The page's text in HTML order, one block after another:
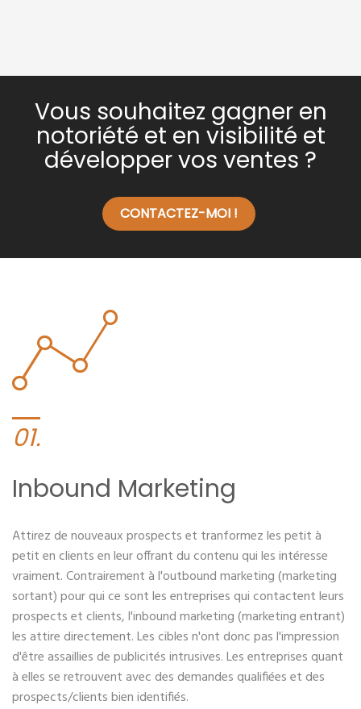
Vous souhaitez gagner en
notoriété et en visibilité et
développer vos ventes ?
CONTACTEZ-MOI !
01.
Inbound Marketing
Attirez de nouveaux prospects et tranformez les petit à
petit en clients en leur offrant du contenu qui les intéresse
vraiment. Contrairement à l'outbound marketing (marketing
sortant) pour qui ce sont les entreprises qui contactent leurs
prospects et clients, l'inbound marketing (marketing entrant)
les attire directement. Les cibles n'ont donc pas l'impression
d'être assaillies de publicités intrusives. Les entreprises quant
à elles se retrouvent avec des demandes qualifiées et des
prospects/clients bien identifiés.